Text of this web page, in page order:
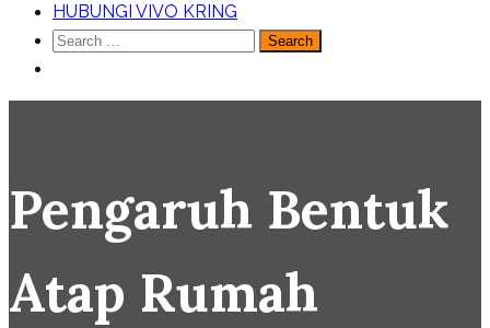
HUBUNGI VIVO KRING
Search
Pengaruh Bentuk
Atap Rumah